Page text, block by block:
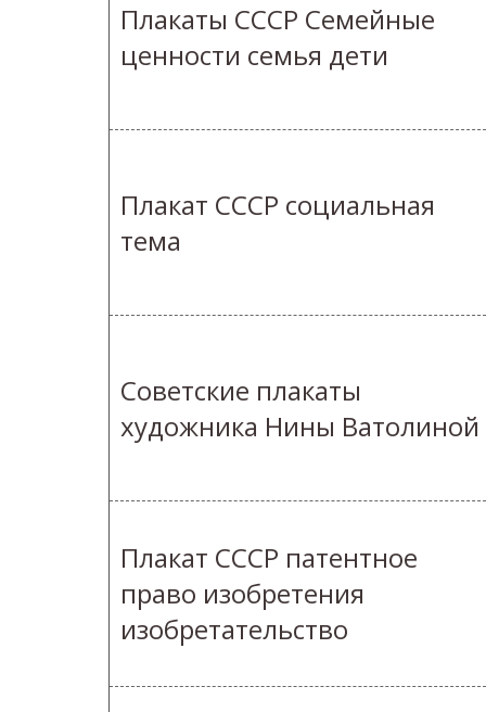
Плакаты СССР Семейные
ценности семья дети
Плакат СССР социальная
тема
Советские плакаты
художника Нины Ватолиной
Плакат СССР патентное
право изобретения
изобретательство